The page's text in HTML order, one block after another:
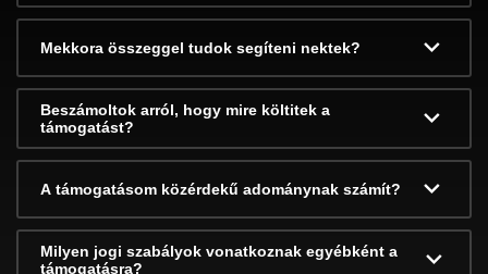
Mekkora összeggel tudok segíteni nektek?
Beszámoltok arról, hogy mire költitek a
támogatást?
A támogatásom közérdekű adománynak számít?
Milyen jogi szabályok vonatkoznak egyébként a
támogatásra?